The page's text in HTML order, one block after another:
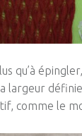
qu’à
largeur
comme le